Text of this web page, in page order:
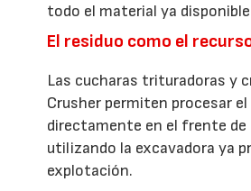
todo el material ya
El residuo como el
Las cucharas trituradoras y
Crusher permiten procesar
directamente en el frente
utilizando la excavadora ya
explotación.